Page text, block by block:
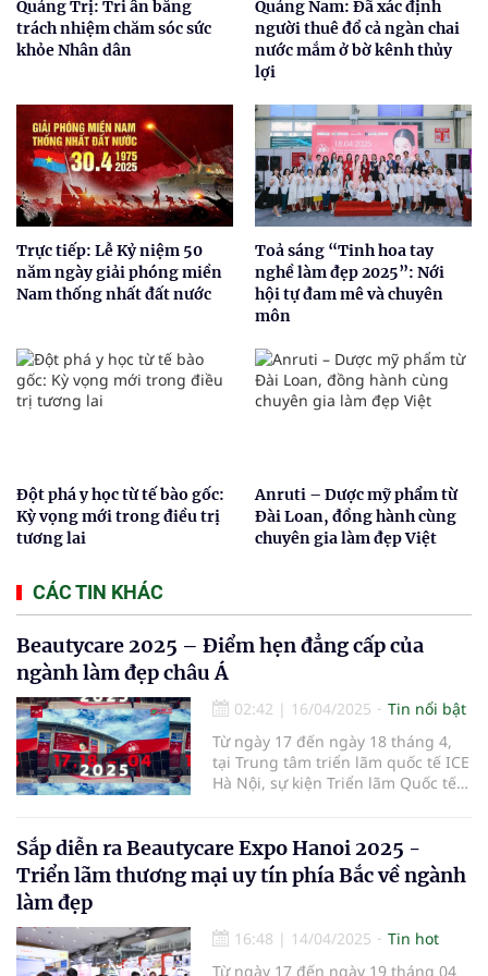
Quảng Trị: Tri ân bằng
trách nhiệm chăm sóc sức
khỏe Nhân dân
Quảng Nam: Đã xác định
người thuê đổ cả ngàn chai
nước mắm ở bờ kênh thủy
lợi
Trực tiếp: Lễ Kỷ niệm 50
năm ngày giải phóng miền
Nam thống nhất đất nước
Toả sáng “Tinh hoa tay
nghề làm đẹp 2025”: Nới
hội tự đam mê và chuyên
môn
Đột phá y học từ tế bào gốc:
Kỳ vọng mới trong điều trị
tương lai
Anruti – Dược mỹ phẩm từ
Đài Loan, đồng hành cùng
chuyên gia làm đẹp Việt
CÁC TIN KHÁC
Beautycare 2025 – Điểm hẹn đẳng cấp của
ngành làm đẹp châu Á
02:42 | 16/04/2025
Tin nổi bật
Từ ngày 17 đến ngày 18 tháng 4,
tại Trung tâm triển lãm quốc tế ICE
Hà Nội, sự kiện Triển lãm Quốc tế
"Vẻ đẹp bền vững – Công nghệ
định hình tương lai".
Sắp diễn ra Beautycare Expo Hanoi 2025 -
Triển lãm thương mại uy tín phía Bắc về ngành
làm đẹp
16:48 | 14/04/2025
Tin hot
Từ ngày 17 đến ngày 19 tháng 04